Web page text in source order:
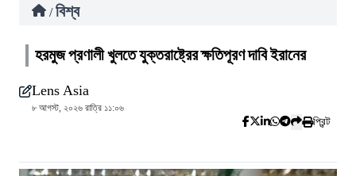
/ বিশ্ব
হরমুজ প্রণালী খুলতে যুক্তরাষ্ট্রের ক্ষতিপূরণ দাবি ইরানের
Lens Asia
৮ আগস্ট, ২০২৬ রাত্রি ১১:০৬
প্রিন্ট